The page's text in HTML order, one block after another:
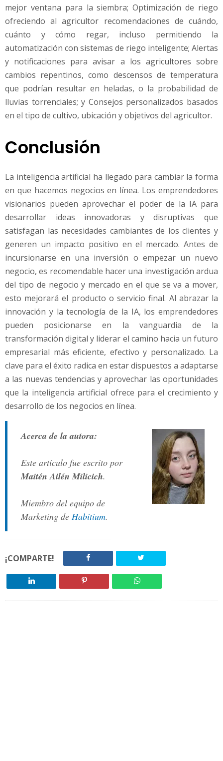
mejor ventana para la siembra; Optimización de riego
ofreciendo al agricultor recomendaciones de cuándo,
cuánto y cómo regar, incluso permitiendo la
automatización con sistemas de riego inteligente; Alertas
y notificaciones para avisar a los agricultores sobre
cambios repentinos, como descensos de temperatura
que podrían resultar en heladas, o la probabilidad de
lluvias torrenciales; y Consejos personalizados basados
en el tipo de cultivo, ubicación y objetivos del agricultor.
Conclusión
La inteligencia artificial ha llegado para cambiar la forma
en que hacemos negocios en línea. Los emprendedores
visionarios pueden aprovechar el poder de la IA para
desarrollar ideas innovadoras y disruptivas que
satisfagan las necesidades cambiantes de los clientes y
generen un impacto positivo en el mercado. Antes de
incursionarse en una inversión o empezar un nuevo
negocio, es recomendable hacer una investigación ardua
del tipo de negocio y mercado en el que se va a mover,
esto mejorará el producto o servicio final. Al abrazar la
innovación y la tecnología de la IA, los emprendedores
pueden posicionarse en la vanguardia de la
transformación digital y liderar el camino hacia un futuro
empresarial más eficiente, efectivo y personalizado. La
clave para el éxito radica en estar dispuestos a adaptarse
a las nuevas tendencias y aprovechar las oportunidades
que la inteligencia artificial ofrece para el crecimiento y
desarrollo de los negocios en línea.
Acerca de la autora:
Este artículo fue escrito por
Maitén Ailén Milicich.
Miembro del equipo de
Marketing de Habitium.
¡COMPARTE!